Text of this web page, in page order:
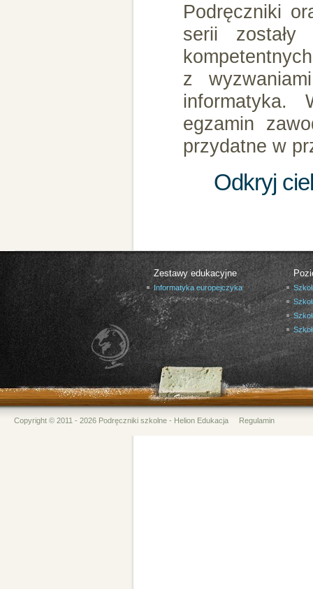
Podręczniki
serii
z
informatyka.
egzamin
przydatne w
Odkryj
Zestawy edukacyjne
Informatyka europejczyka
Copyright © 2011 - 2026 Podręczniki szkolne - Helion Edukacja Regulamin